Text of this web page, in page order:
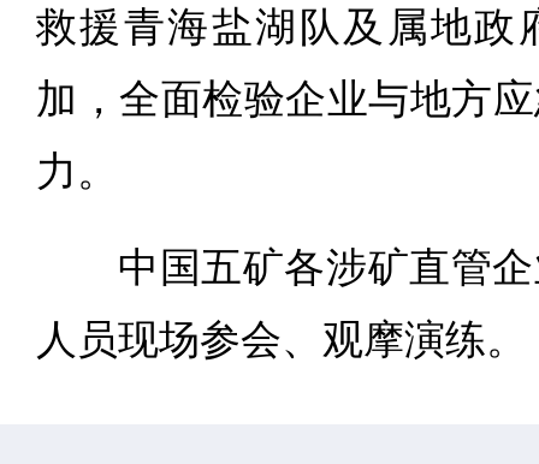
救援青海盐湖队及属地政
加，全面检验企业与地方
力。
中国五矿各涉矿直管
人员现场参会、观摩演练。